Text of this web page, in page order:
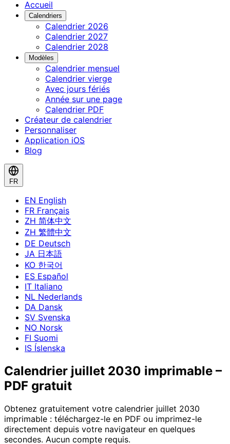
Accueil
Calendriers
Calendrier 2026
Calendrier 2027
Calendrier 2028
Modèles
Calendrier mensuel
Calendrier vierge
Avec jours fériés
Année sur une page
Calendrier PDF
Créateur de calendrier
Personnaliser
Application iOS
Blog
FR
EN English
FR Français
ZH 简体中文
ZH 繁體中文
DE Deutsch
JA 日本語
KO 한국어
ES Español
IT Italiano
NL Nederlands
DA Dansk
SV Svenska
NO Norsk
FI Suomi
IS Íslenska
Calendrier juillet 2030 imprimable –
PDF gratuit
Obtenez gratuitement votre calendrier juillet 2030
imprimable : téléchargez-le en PDF ou imprimez-le
directement depuis votre navigateur en quelques
secondes. Aucun compte requis.